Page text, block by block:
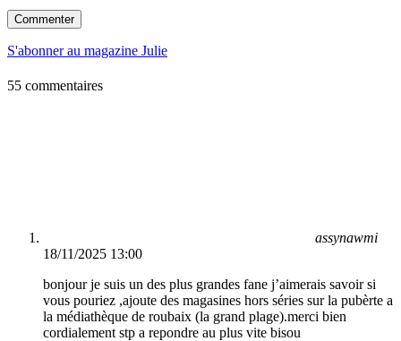
Commenter
S'abonner au magazine Julie
55 commentaires
assynawmi
18/11/2025 13:00
bonjour je suis un des plus grandes fane j’aimerais savoir si
vous pouriez ,ajoute des magasines hors séries sur la pubèrte a
la médiathèque de roubaix (la grand plage).merci bien
cordialement stp a repondre au plus vite bisou